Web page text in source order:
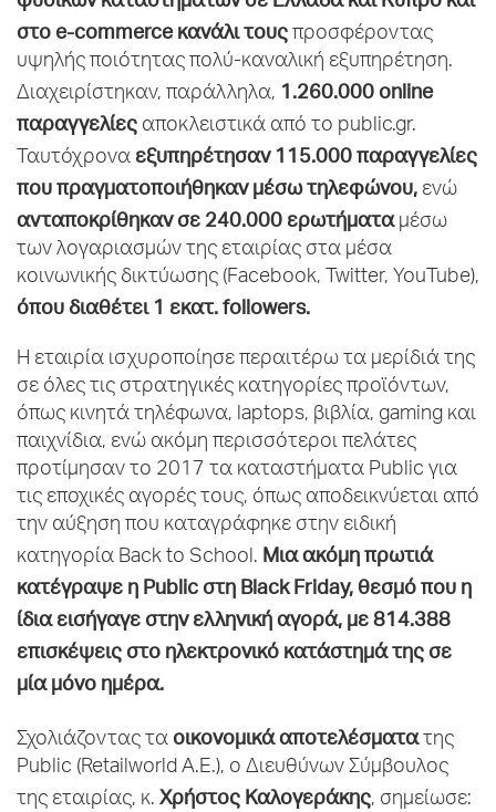
στο e-commerce κανάλι τους προσφέροντας
υψηλής ποιότητας πολύ-καναλική εξυπηρέτηση.
Διαχειρίστηκαν, παράλληλα, 1.260.000 online
παραγγελίες αποκλειστικά από το public.gr.
Ταυτόχρονα εξυπηρέτησαν 115.000 παραγγελίες
που πραγματοποιήθηκαν μέσω τηλεφώνου, ενώ
ανταποκρίθηκαν σε 240.000 ερωτήματαμέσω
των λογαριασμών της εταιρίας στα μέσα
κοινωνικής δικτύωσης (Facebook, Twitter, YouTube),
όπου διαθέτει 1 εκατ.followers.
Η εταιρία ισχυροποίησε περαιτέρω τα μερίδιά της
σε όλες τις στρατηγικές κατηγορίες προϊόντων,
όπως κινητά τηλέφωνα, laptops, βιβλία, gaming και
παιχνίδια, ενώ ακόμη περισσότεροι πελάτες
προτίμησαν το 2017 τα καταστήματα Public για
τις εποχικές αγορές τους, όπως αποδεικνύεται από
την αύξηση που καταγράφηκε στην ειδική
κατηγορία Back to School. Μια ακόμη πρωτιά
κατέγραψε η Public στη BlackFriday, θεσμό που η
ίδια εισήγαγε στην ελληνική αγορά, με 814.388
επισκέψεις στο ηλεκτρονικό κατάστημά της σε
μία μόνο ημέρα.
Σχολιάζοντας τα οικονομικά αποτελέσματατης
Public (Retailworld A.E.), ο Διευθύνων Σύμβουλος
της εταιρίας, κ. Χρήστος Καλογεράκης, σημείωσε: